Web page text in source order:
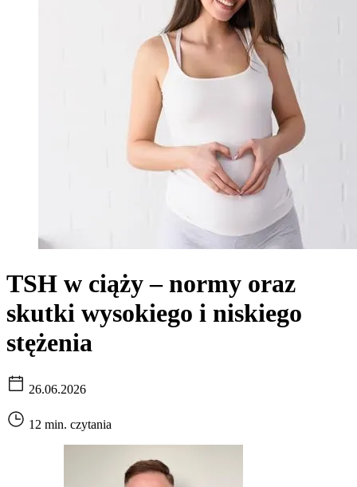
TSH w ciąży – normy oraz
skutki wysokiego i niskiego
stężenia
26.06.2026
12 min. czytania